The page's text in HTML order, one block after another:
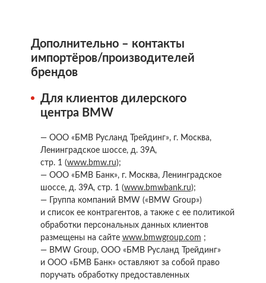
Дополнительно – контакты
импортёров/производителей
брендов
Для клиентов дилерского
центра BMW
— ООО «БМВ Русланд Трейдинг», г. Москва,
Ленинградское шоссе, д. 39А,
стр. 1 (www.bmw.ru);
— ООО «БМВ Банк», г. Москва, Ленинградское
шоссе, д. 39А, стр. 1 (www.bmwbank.ru);
— Группа компаний BMW («BMW Group»)
и список ее контрагентов, а также с ее политикой
обработки персональных данных клиентов
размещены на сайте www.bmwgroup.com ;
— BMW Group, ООО «БМВ Русланд Трейдинг»
и ООО «БМВ Банк» оставляют за собой право
поручать обработку предоставленных